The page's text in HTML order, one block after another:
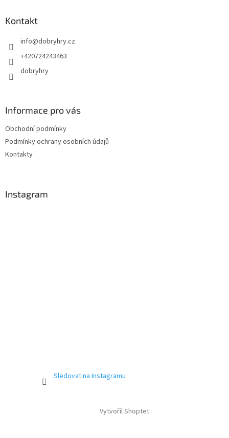
Kontakt
info@dobryhry.cz
+420724243463
dobryhry
Informace pro vás
Obchodní podmínky
Podmínky ochrany osobních údajů
Kontakty
Instagram
Sledovat na Instagramu
Vytvořil Shoptet